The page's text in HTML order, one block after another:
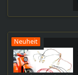
Neuheit